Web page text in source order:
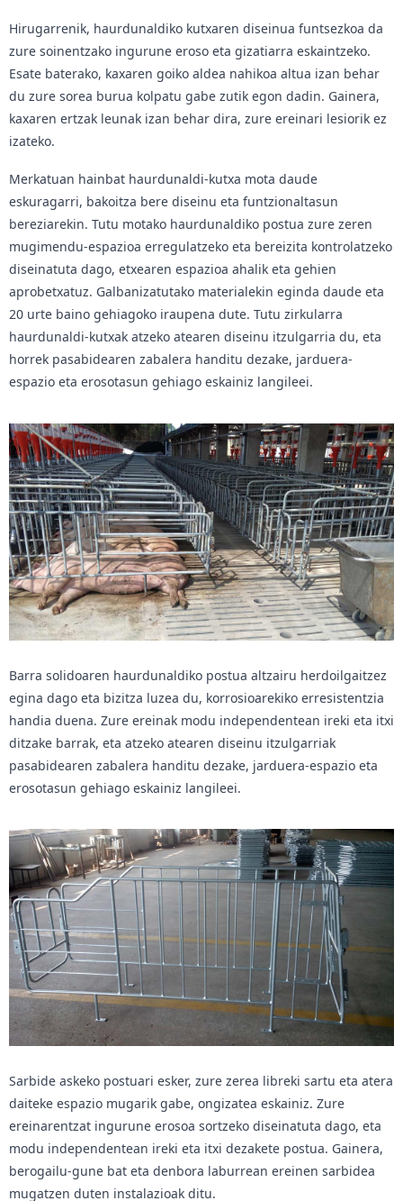
Hirugarrenik, haurdunaldiko kutxaren diseinua funtsezkoa da
zure soinentzako ingurune eroso eta gizatiarra eskaintzeko.
Esate baterako, kaxaren goiko aldea nahikoa altua izan behar
du zure sorea burua kolpatu gabe zutik egon dadin. Gainera,
kaxaren ertzak leunak izan behar dira, zure ereinari lesiorik ez
izateko.
Merkatuan hainbat haurdunaldi-kutxa mota daude
eskuragarri, bakoitza bere diseinu eta funtzionaltasun
bereziarekin. Tutu motako haurdunaldiko postua zure zeren
mugimendu-espazioa erregulatzeko eta bereizita kontrolatzeko
diseinatuta dago, etxearen espazioa ahalik eta gehien
aprobetxatuz. Galbanizatutako materialekin eginda daude eta
20 urte baino gehiagoko iraupena dute. Tutu zirkularra
haurdunaldi-kutxak atzeko atearen diseinu itzulgarria du, eta
horrek pasabidearen zabalera handitu dezake, jarduera-
espazio eta erosotasun gehiago eskainiz langileei.
Barra solidoaren haurdunaldiko postua altzairu herdoilgaitzez
egina dago eta bizitza luzea du, korrosioarekiko erresistentzia
handia duena. Zure ereinak modu independentean ireki eta itxi
ditzake barrak, eta atzeko atearen diseinu itzulgarriak
pasabidearen zabalera handitu dezake, jarduera-espazio eta
erosotasun gehiago eskainiz langileei.
Sarbide askeko postuari esker, zure zerea libreki sartu eta atera
daiteke espazio mugarik gabe, ongizatea eskainiz. Zure
ereinarentzat ingurune erosoa sortzeko diseinatuta dago, eta
modu independentean ireki eta itxi dezakete postua. Gainera,
berogailu-gune bat eta denbora laburrean ereinen sarbidea
mugatzen duten instalazioak ditu.